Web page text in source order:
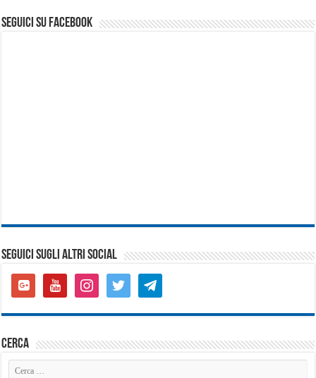
seguici su facebook
SEGUICI SUGLI ALTRI SOCIAL
google-
plus-
youtube instagramtwitter telegram
cerca